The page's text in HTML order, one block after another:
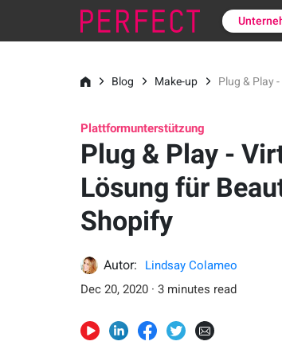
Blog Make-up Plug & Play
Plattformunterstützung
Plug & Play -
Lösung für
Shopify
Autor:
Lindsay Colameo
Dec 20, 2020 · 3 minutes read